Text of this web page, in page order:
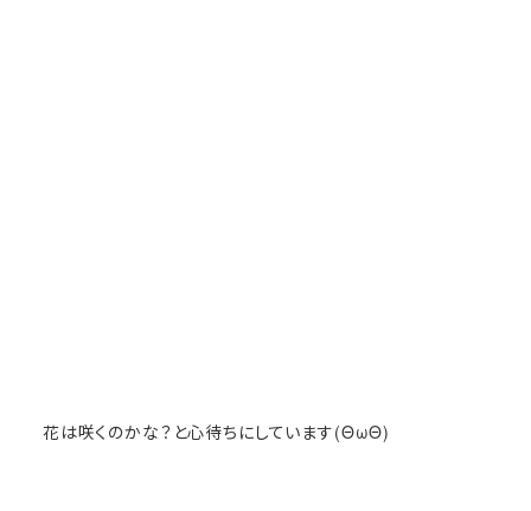
花は咲くのかな？と心待ちにしています(ΘωΘ)